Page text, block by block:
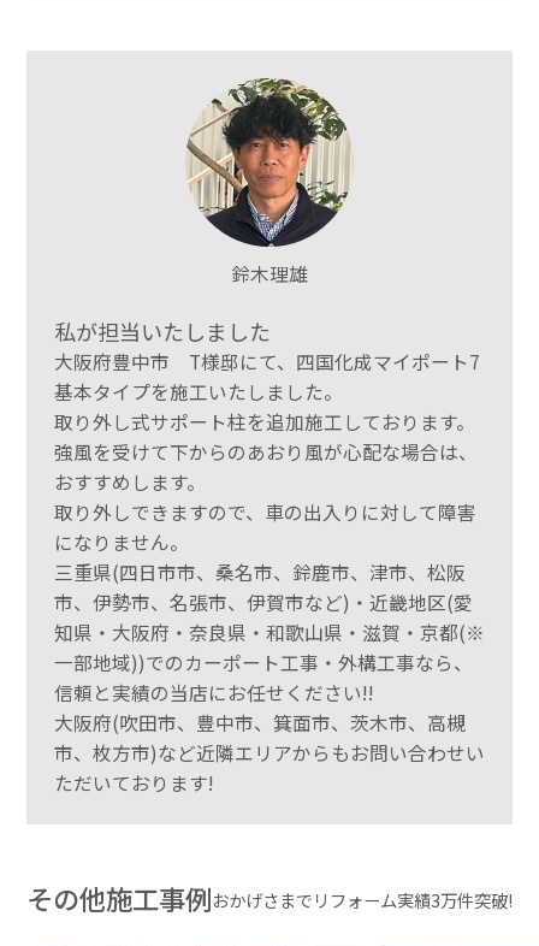
鈴木理雄
私が担当いたしました
大阪府豊中市 T様邸にて、四国化成マイポート7
基本タイプを施工いたしました。
取り外し式サポート柱を追加施工しております。
強風を受けて下からのあおり風が心配な場合は、
おすすめします。
取り外しできますので、車の出入りに対して障害
になりません。
三重県(四日市市、桑名市、鈴鹿市、津市、松阪
市、伊勢市、名張市、伊賀市など)・近畿地区(愛
知県・大阪府・奈良県・和歌山県・滋賀・京都(※
一部地域))でのカーポート工事・外構工事なら、
信頼と実績の当店にお任せください!!
大阪府(吹田市、豊中市、箕面市、茨木市、高槻
市、枚方市)など近隣エリアからもお問い合わせい
ただいております!
その他施工事例おかげさまでリフォーム実績3万件突破!